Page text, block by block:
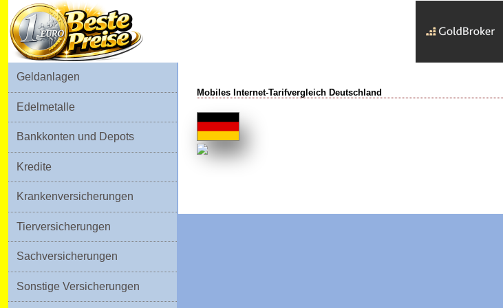
Geldanlagen
Edelmetalle
Bankkonten und Depots
Kredite
Krankenversicherungen
Tierversicherungen
Sachversicherungen
Sonstige Versicherungen
Mobiles Internet-Tarifvergleich Deutschland